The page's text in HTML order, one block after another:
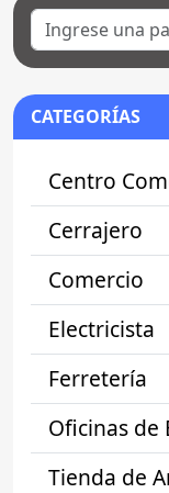
CATEGORÍAS
Centro
Cerrajero
Comercio
Electricista
Ferretería
Oficinas de
Tienda de